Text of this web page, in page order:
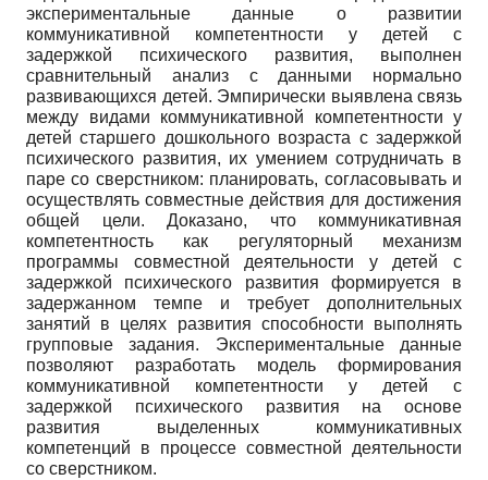
экспериментальные данные о развитии
коммуникативной компетентности у детей с
задержкой психического развития, выполнен
сравнительный анализ с данными нормально
развивающихся детей. Эмпирически выявлена связь
между видами коммуникативной компетентности у
детей старшего дошкольного возраста с задержкой
психического развития, их умением сотрудничать в
паре со сверстником: планировать, согласовывать и
осуществлять совместные действия для достижения
общей цели. Доказано, что коммуникативная
компетентность как регуляторный механизм
программы совместной деятельности у детей с
задержкой психического развития формируется в
задержанном темпе и требует дополнительных
занятий в целях развития способности выполнять
групповые задания. Экспериментальные данные
позволяют разработать модель формирования
коммуникативной компетентности у детей с
задержкой психического развития на основе
развития выделенных коммуникативных
компетенций в процессе совместной деятельности
со сверстником.